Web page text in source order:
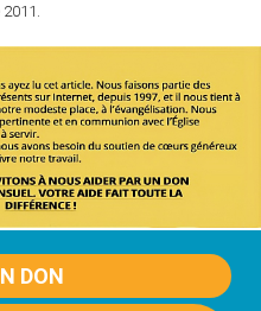
DON